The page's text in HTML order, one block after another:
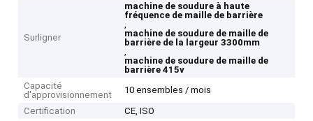
Surligner
machine de soudure à haute
fréquence de maille de barrière
,
machine de soudure de maille de
barrière de la largeur 3300mm
,
machine de soudure de maille de
barrière 415v
Capacité
d'approvisionnement
10 ensembles / mois
Certification
CE, ISO